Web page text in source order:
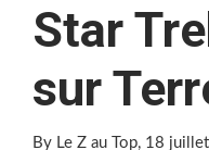
Star
sur
By Le Z au Top, 18